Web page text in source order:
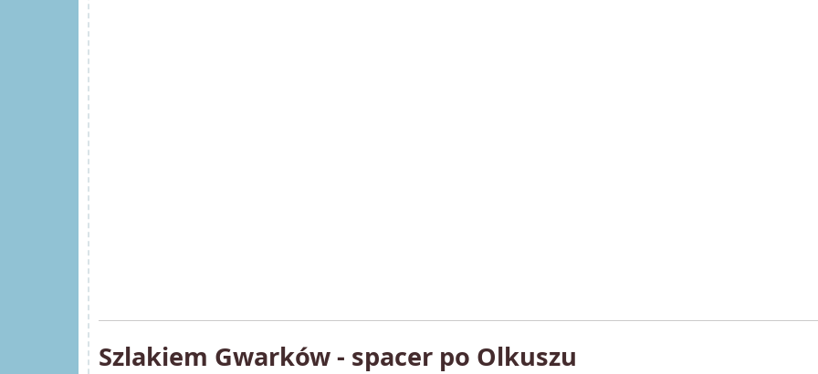
Szlakiem Gwarków - spacer po Olkuszu